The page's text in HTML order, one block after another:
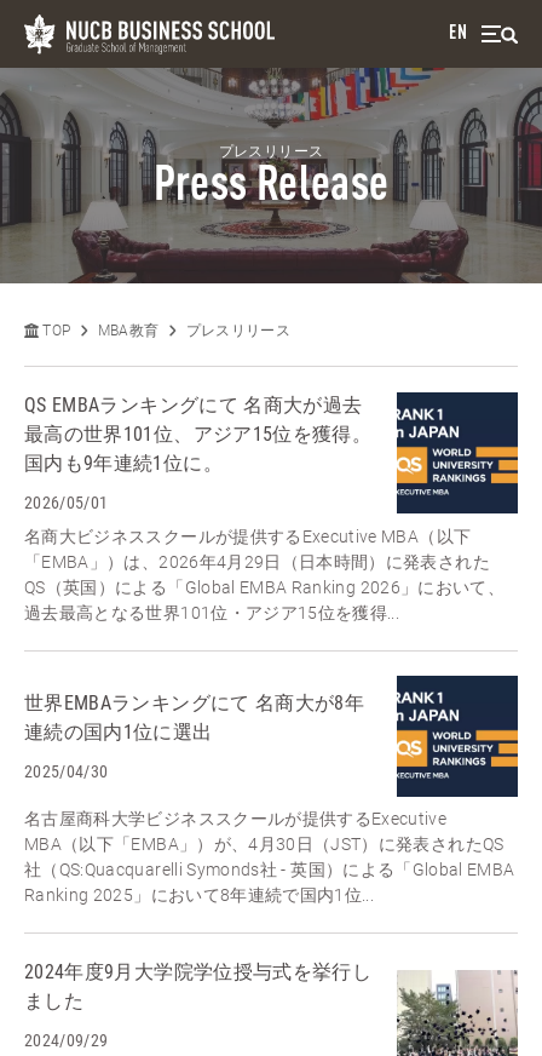
EN
プレスリリース
Press Release
TOP MBA教育 プレスリリース
QS EMBAランキングにて 名商大が過去
最高の世界101位、アジア15位を獲得。
国内も9年連続1位に。
2026/05/01
名商大ビジネススクールが提供するExecutive MBA（以下
「EMBA」）は、2026年4月29日（日本時間）に発表された
QS（英国）による「Global EMBA Ranking 2026」において、
過去最高となる世界101位・アジア15位を獲得...
世界EMBAランキングにて 名商大が8年
連続の国内1位に選出
2025/04/30
名古屋商科大学ビジネススクールが提供するExecutive
MBA（以下「EMBA」）が、4月30日（JST）に発表されたQS
社（QS:Quacquarelli Symonds社 - 英国）による「Global EMBA
Ranking 2025」において8年連続で国内1位...
2024年度9月大学院学位授与式を挙行し
ました
2024/09/29